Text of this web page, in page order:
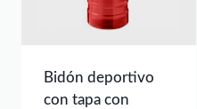
Bidón deportivo
con tapa con